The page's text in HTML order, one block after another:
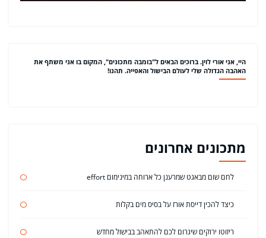
היי, אני אורי לוין. ברוכים הבאים ל"בומבה מתכונים", המקום בו אני משתף את
האהבה הגדולה שלי לעולם הבישול והאפייה. תהנו!
מתכונים אחרונים
לחם שום מבאגט שמרענן כל ארוחה במינימום effort
כיצד להכין דייסת אורז על בסיס מים בקלות
ריזוטו ירוקים שיגרום לכם להתאהב בבישול מחדש